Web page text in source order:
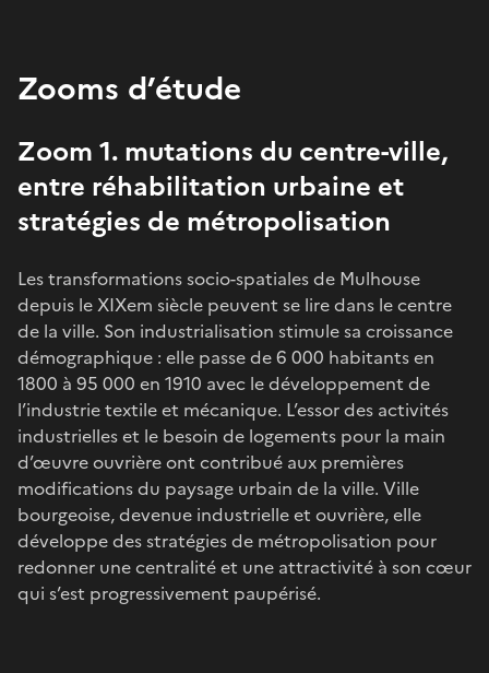
Zooms d’étude
Zoom 1. mutations du centre-ville,
entre réhabilitation urbaine et
stratégies de métropolisation
Les transformations socio-spatiales de Mulhouse
depuis le XIXem siècle peuvent se lire dans le centre
de la ville. Son industrialisation stimule sa croissance
démographique : elle passe de 6 000 habitants en
1800 à 95 000 en 1910 avec le développement de
l’industrie textile et mécanique. L’essor des activités
industrielles et le besoin de logements pour la main
d’œuvre ouvrière ont contribué aux premières
modifications du paysage urbain de la ville. Ville
bourgeoise, devenue industrielle et ouvrière, elle
développe des stratégies de métropolisation pour
redonner une centralité et une attractivité à son cœur
qui s’est progressivement paupérisé.